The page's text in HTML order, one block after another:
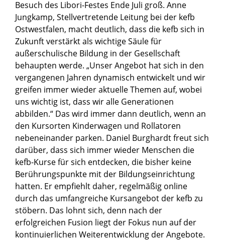
Besuch des Libori-Festes Ende Juli groß. Anne
Jungkamp, Stellvertretende Leitung bei der kefb
Ostwestfalen, macht deutlich, dass die kefb sich in
Zukunft verstärkt als wichtige Säule für
außerschulische Bildung in der Gesellschaft
behaupten werde. „Unser Angebot hat sich in den
vergangenen Jahren dynamisch entwickelt und wir
greifen immer wieder aktuelle Themen auf, wobei
uns wichtig ist, dass wir alle Generationen
abbilden.“ Das wird immer dann deutlich, wenn an
den Kursorten Kinderwagen und Rollatoren
nebeneinander parken. Daniel Burghardt freut sich
darüber, dass sich immer wieder Menschen die
kefb-Kurse für sich entdecken, die bisher keine
Berührungspunkte mit der Bildungseinrichtung
hatten. Er empfiehlt daher, regelmäßig online
durch das umfangreiche Kursangebot der kefb zu
stöbern. Das lohnt sich, denn nach der
erfolgreichen Fusion liegt der Fokus nun auf der
kontinuierlichen Weiterentwicklung der Angebote.